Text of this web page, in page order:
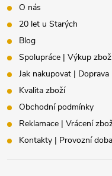
O nás
20 let u Starých
Blog
Spolupráce | Výkup
Jak nakupovat | Doprava
Kvalita zboží
Obchodní podmínky
Reklamace | Vrácení
Kontakty | Provozní doba